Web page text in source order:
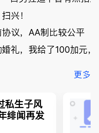
兴！
议，AA制比较公平
礼，我给了100加元，
更多
私生子风
绯闻再发